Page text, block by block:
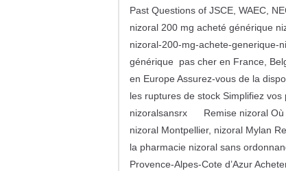
Past Questions of JSCE, WAEC,
nizoral 200 mg acheté générique
nizoral-200-mg-achete-
générique pas cher en France,
en Europe Assurez-vous de la
les ruptures de stock Simplifiez
nizoralsansrx Remise nizoral Où
nizoral Montpellier, nizoral Mylan
la pharmacie nizoral sans
Provence-Alpes-Cote d’Azur